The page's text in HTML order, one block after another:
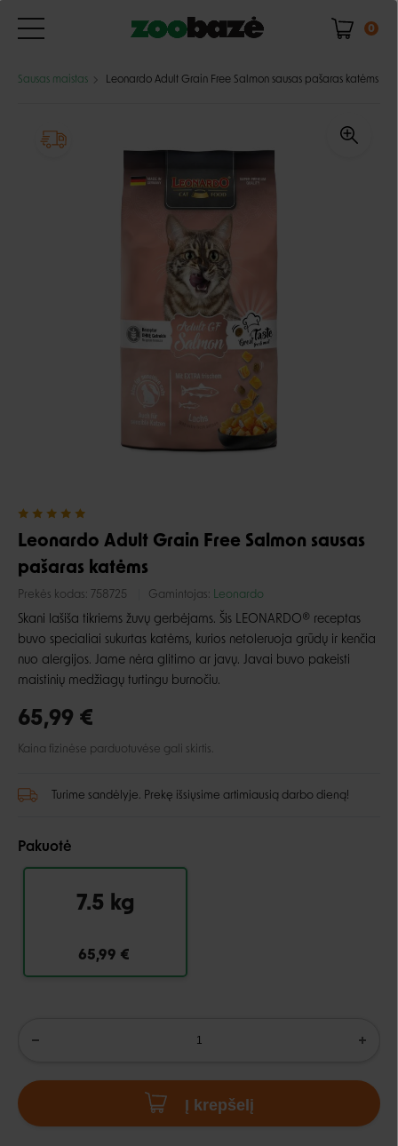
0
Sausas maistas Leonardo Adult Grain Free Salmon sausas pašaras katėms
Leonardo Adult Grain Free Salmon sausas
pašaras katėms
Prekės kodas: 758725 Gamintojas: Leonardo
Skani lašiša tikriems žuvų gerbėjams. Šis LEONARDO® receptas
buvo specialiai sukurtas katėms, kurios netoleruoja grūdų ir kenčia
nuo alergijos. Jame nėra glitimo ar javų. Javai buvo pakeisti
maistinių medžiagų turtingu burnočiu.
65,99 €
Kaina fizinėse parduotuvėse gali skirtis.
Turime sandėlyje. Prekę išsiųsime artimiausią darbo dieną!
Pakuotė
7.5 kg
65,99 €
Į krepšelį